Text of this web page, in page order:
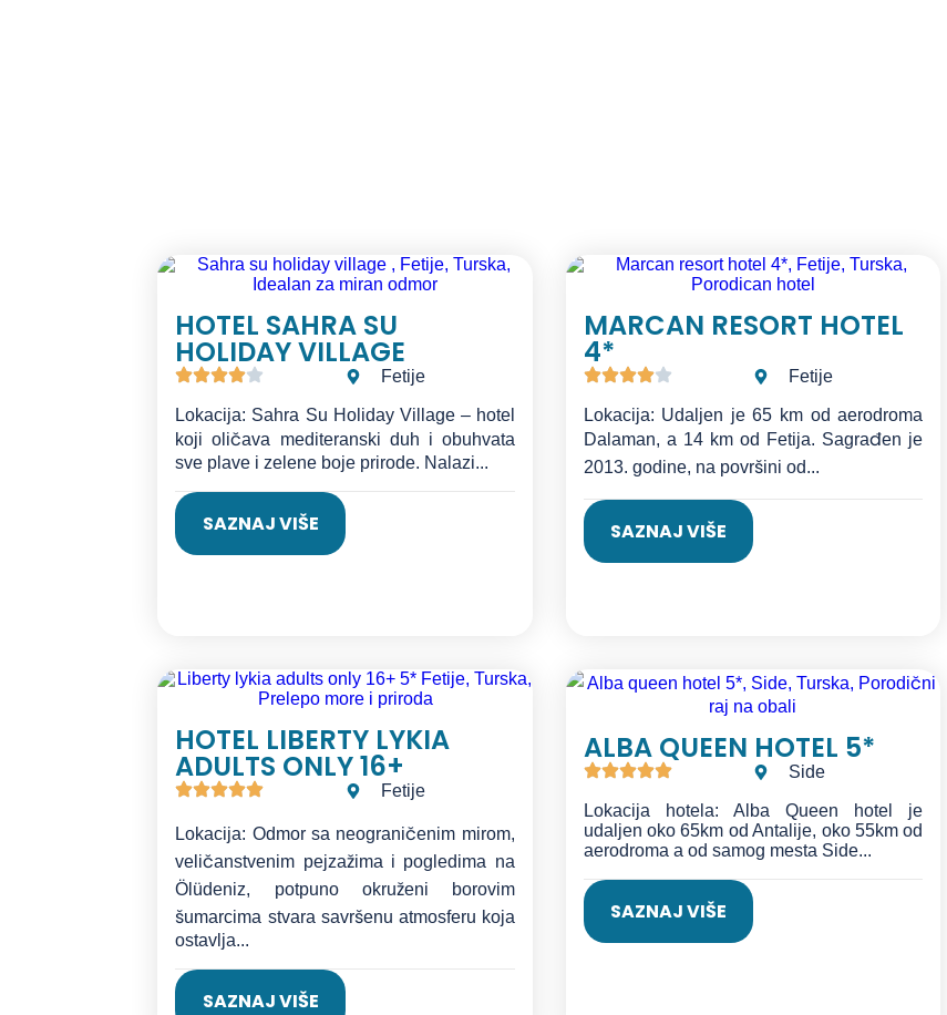
HOTEL SAHRA SU
HOLIDAY VILLAGE
Fetije
Lokacija: Sahra Su Holiday Village – hotel
koji oličava mediteranski duh i obuhvata
sve plave i zelene boje prirode. Nalazi...
SAZNAJ VIŠE
MARCAN RESORT HOTEL
4*
Fetije
Lokacija: Udaljen je 65 km od aerodroma
Dalaman, a 14 km od Fetija. Sagrađen je
2013. godine, na površini od...
SAZNAJ VIŠE
HOTEL LIBERTY LYKIA
ADULTS ONLY 16+
Fetije
Lokacija: Odmor sa neograničenim mirom,
veličanstvenim pejzažima i pogledima na
Ölüdeniz, potpuno okruženi borovim
šumarcima stvara savršenu atmosferu koja
ostavlja...
SAZNAJ VIŠE
ALBA QUEEN HOTEL 5*
Side
Lokacija hotela: Alba Queen hotel je
udaljen oko 65km od Antalije, oko 55km od
aerodroma a od samog mesta Side...
SAZNAJ VIŠE